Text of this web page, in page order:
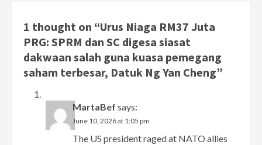
1 thought on “Urus Niaga RM37 Juta
PRG: SPRM dan SC digesa siasat
dakwaan salah guna kuasa pemegang
saham terbesar, Datuk Ng Yan Cheng”
MartaBef says:
June 10, 2026 at 1:05 pm
The US president raged at NATO allies